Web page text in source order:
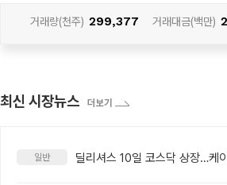
거래량(천주) 299,377 거래대금(백만)
최신 시장뉴스
일반 딜리셔스 10일 코스닥 상장…케